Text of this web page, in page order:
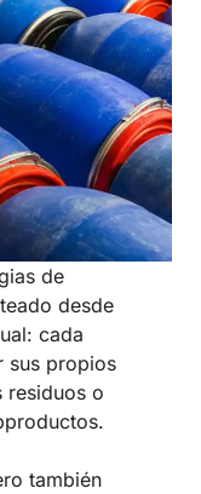
de
desde
cada
sus propios
residuos o
también